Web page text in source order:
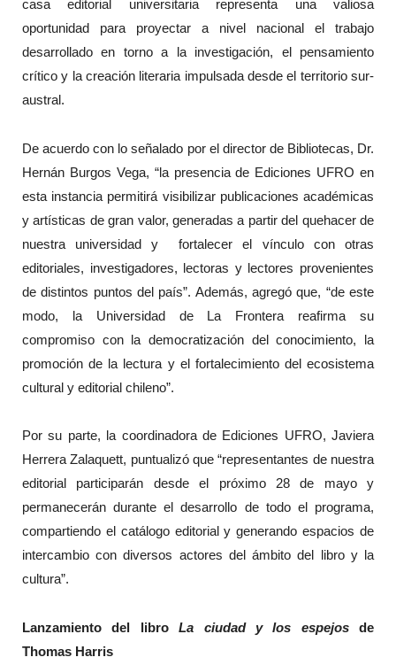
casa editorial universitaria representa una valiosa
oportunidad para proyectar a nivel nacional el trabajo
desarrollado en torno a la investigación, el pensamiento
crítico y la creación literaria impulsada desde el territorio sur-
austral.
De acuerdo con lo señalado por el director de Bibliotecas, Dr.
Hernán Burgos Vega, “la presencia de Ediciones UFRO en
esta instancia permitirá visibilizar publicaciones académicas
y artísticas de gran valor, generadas a partir del quehacer de
nuestra universidad y fortalecer el vínculo con otras
editoriales, investigadores, lectoras y lectores provenientes
de distintos puntos del país”. Además, agregó que, “de este
modo, la Universidad de La Frontera reafirma su
compromiso con la democratización del conocimiento, la
promoción de la lectura y el fortalecimiento del ecosistema
cultural y editorial chileno”.
Por su parte, la coordinadora de Ediciones UFRO, Javiera
Herrera Zalaquett, puntualizó que “representantes de nuestra
editorial participarán desde el próximo 28 de mayo y
permanecerán durante el desarrollo de todo el programa,
compartiendo el catálogo editorial y generando espacios de
intercambio con diversos actores del ámbito del libro y la
cultura”.
Lanzamiento del libroLa ciudad y los espejosde
Thomas Harris